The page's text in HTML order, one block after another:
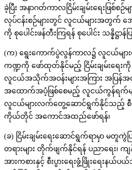
ခဲ့ပြီး အနာဂတ်ကာလငြိမ်းချမ်းရေးဖြစ်စ
လုပ်ငန်းစဉ်များတွင် လူငယ်များအတွက် အေ
ကို စုပေါင်းဖန်တီးကြရန် စုပေါင်း သန္နိဋ္ဌာ
(က) ရွေးကောက်ပွဲလွန်ကာလ၌ လူငယ်မျ
ကဏ္ဍကို ဖော်ထုတ်နိုင်မည့် ငြိမ်းချမ်းရေးကို
လူငယ်အသိုက်အဝန်းများအကြား အပ
အထောက်အပံ့ဖြစ်စေမည့် လူငယ်ကွန်ရက်မ
လူငယ်များလက်တွေ့ဆောင်ရွက်နိုင်သည့် စီမံ
ကိုယ်တိုင် အကောင်အထည်ဖော်ရန်၊
(ခ) ငြိမ်းချမ်းရေးဆောင်ရွက်ရာမှာ မတူကွဲ
တရားများ တိုက်ဖျက်နိုင်ရန် ပညာရေး၊ ကျန်
အားကစားနှင့် စီးပွားရေးဖွံ့ဖြိုးရေးနယ်